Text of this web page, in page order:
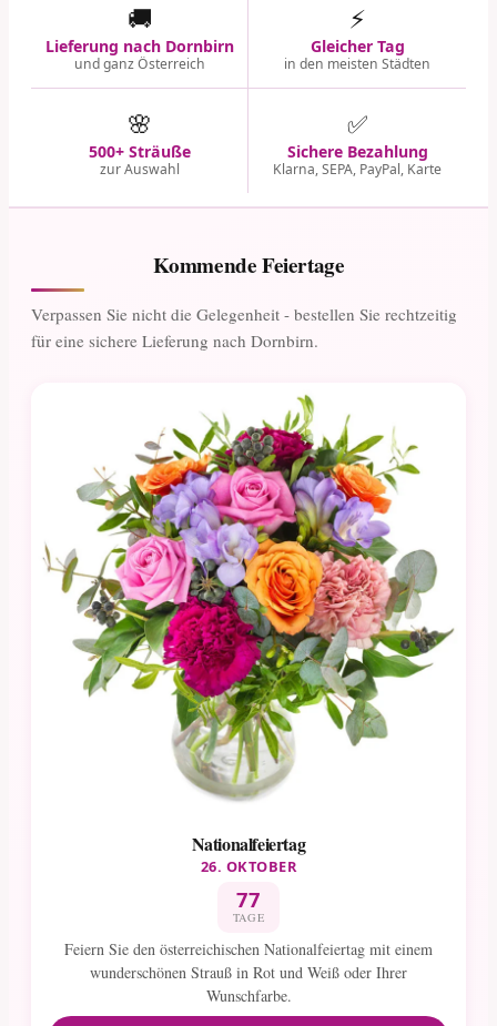
🚚
Lieferung nach Dornbirn
und ganz Österreich
⚡
Gleicher Tag
in den meisten Städten
🌸
500+ Sträuße
zur Auswahl
✅
Sichere Bezahlung
Klarna, SEPA, PayPal, Karte
Kommende Feiertage
Verpassen Sie nicht die Gelegenheit - bestellen Sie rechtzeitig
für eine sichere Lieferung nach Dornbirn.
Nationalfeiertag
26. OKTOBER
77
TAGE
Feiern Sie den österreichischen Nationalfeiertag mit einem
wunderschönen Strauß in Rot und Weiß oder Ihrer
Wunschfarbe.